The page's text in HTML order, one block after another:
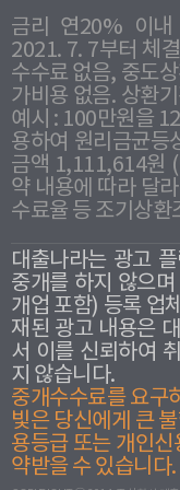
금리 연20% 이
2021. 7. 7부터 체
수수료 없음, 중도
가비용 없음. 상환
예시 : 100만원을
용하여 원리금균등
금액 1,111,614원 (
약 내용에 따라 달
수료율 등 조기상환
대출나라는 광고
중개를 하지 않으
개업 포함) 등록 업
재된 광고 내용은
서 이를 신뢰하여
지 않습니다.
중개수수료를 요구
빛은 당신에게 큰
용등급 또는 개인신
약받을 수 있습니다.